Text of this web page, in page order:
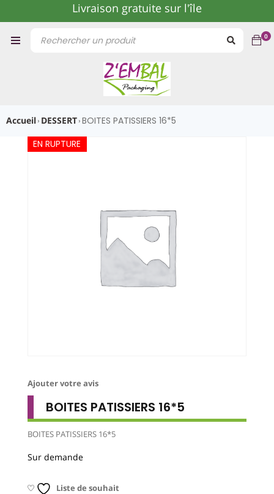
Livraison gratuite sur l'île
0
Accueil› DESSERT›BOITES PATISSIERS 16*5
EN RUPTURE
Ajouter votre avis
BOITES PATISSIERS 16*5
BOITES PATISSIERS 16*5
Sur demande
Liste de souhait